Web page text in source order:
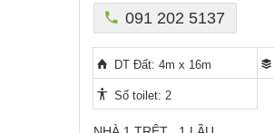
091 202 5137
DT Đất: 4m x 16m
Số toilet: 2